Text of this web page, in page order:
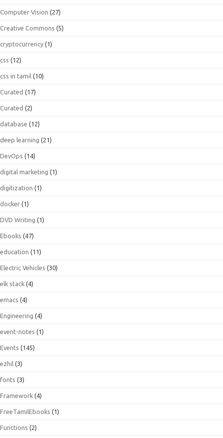
Computer Vision (27)
Creative Commons (5)
cryptocurrency (1)
css (12)
css in tamil (10)
Curated (17)
Curated (2)
database (12)
deep learning (21)
DevOps (14)
digital marketing (1)
digitization (1)
docker (1)
DVD Writing (1)
Ebooks (47)
education (11)
Electric Vehicles (30)
elk stack (4)
emacs (4)
Engineering (4)
event-notes (1)
Events (145)
ezhil (3)
fonts (3)
Framework (4)
FreeTamilEbooks (1)
Functions (2)